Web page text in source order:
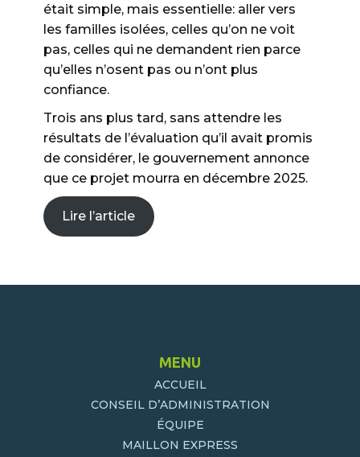
était simple, mais essentielle: aller vers
les familles isolées, celles qu’on ne voit
pas, celles qui ne demandent rien parce
qu’elles n’osent pas ou n’ont plus
confiance.
Trois ans plus tard, sans attendre les
résultats de l’évaluation qu’il avait promis
de considérer, le gouvernement annonce
que ce projet mourra en décembre 2025.
Lire l’article
MENU
ACCUEIL
CONSEIL D’ADMINISTRATION
ÉQUIPE
MAILLON EXPRESS